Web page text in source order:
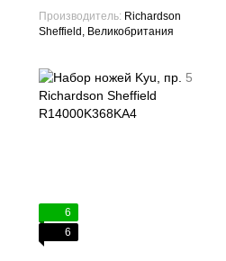
Производитель Richardson
Sheffield, Великобритания
6
6